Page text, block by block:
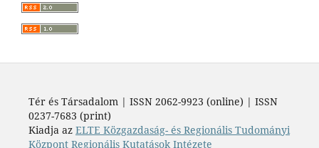
Tér és Társadalom | ISSN 2062-9923 (online) | ISSN
0237-7683 (print)
Kiadja az ELTE Közgazdaság- és Regionális Tudományi
Központ Regionális Kutatások Intézete